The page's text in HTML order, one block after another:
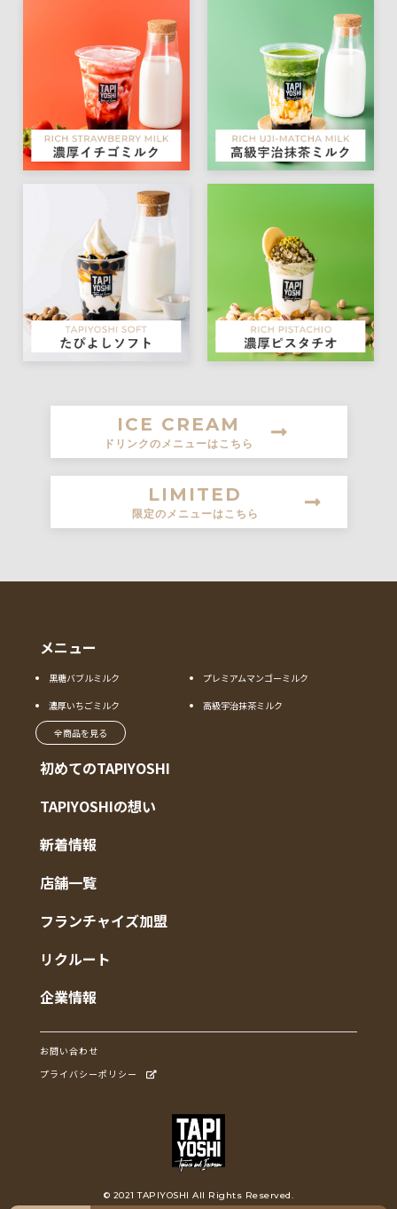
ICE CREAM
ドリンクのメニューはこちら
LIMITED
限定のメニューはこちら
メニュー
黒糖バブルミルク プレミアムマンゴーミルク
濃厚いちごミルク 高級宇治抹茶ミルク
全商品を見る
初めてのTAPIYOSHI
TAPIYOSHIの想い
新着情報
店舗一覧
フランチャイズ加盟
リクルート
企業情報
お問い合わせ
プライバシーポリシー
©︎ 2021 TAPIYOSHI All Rights Reserved.